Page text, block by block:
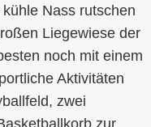
Nass rutschen
Liegewiese der
noch mit einem
Aktivitäten
zwei
zur